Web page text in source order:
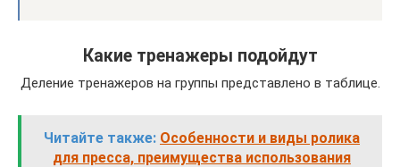
Какие тренажеры подойдут
Деление тренажеров на группы представлено в таблице.
Читайте также: Особенности и виды ролика
для пресса, преимущества использования